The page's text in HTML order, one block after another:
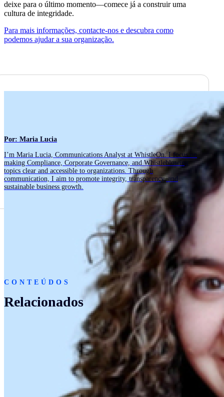
deixe para o último momento—comece já a construir uma
cultura de integridade.
Para mais informações, contacte-nos e descubra como
podemos ajudar a sua organização.
Por: Maria Lucia
I’m Maria Lucia, Communications Analyst at WhistleOn. I focus on
making Compliance, Corporate Governance, and Whistleblowing
topics clear and accessible to organizations. Through
communication, I aim to promote integrity, transparency, and
sustainable business growth.
CONTEÚDOS
Relacionados